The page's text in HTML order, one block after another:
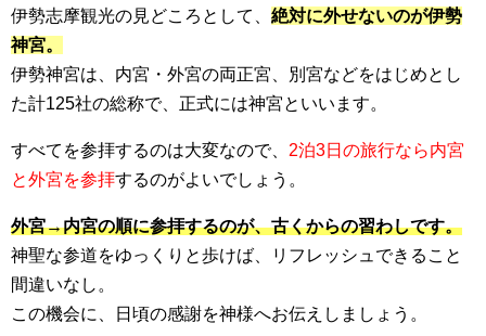
伊勢志摩観光の見どころとして、 絶対に外せないのが伊勢
神宮。
伊勢神宮は、内宮・外宮の両正宮、別宮などをはじめとし
た計125社の総称で、正式には神宮といいます。
すべてを参拝するのは大変なので、 2泊3日の旅行なら内宮
と外宮を参拝するのがよいでしょう。
外宮→内宮の順に参拝するのが、古くからの習わしです。
神聖な参道をゆっくりと歩けば、リフレッシュできること
間違いなし。
この機会に、日頃の感謝を神様へお伝えしましょう。